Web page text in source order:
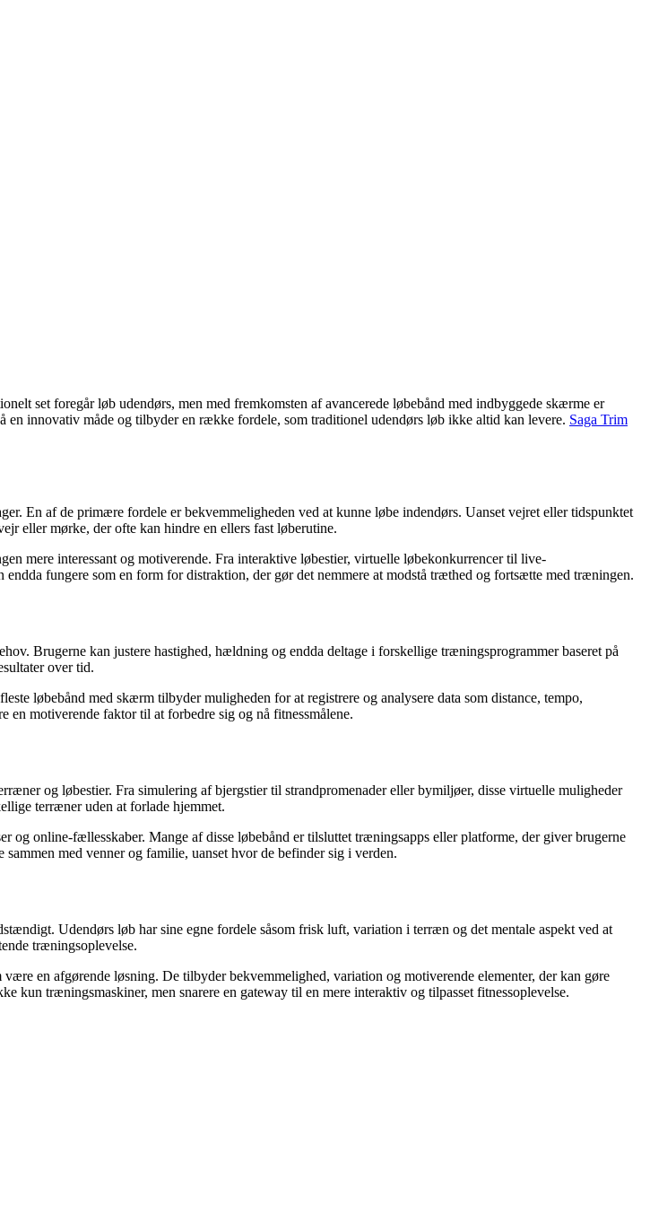
set foregår løb udendørs, men med fremkomsten af avancerede løbebånd med indbyggede skærme er
innovativ måde og tilbyder en række fordele, som traditionel udendørs løb ikke altid kan levere. Saga Trim
En af de primære fordele er bekvemmeligheden ved at kunne løbe indendørs. Uanset vejret eller tidspunktet
eller mørke, der ofte kan hindre en ellers fast løberutine.
mere interessant og motiverende. Fra interaktive løbestier, virtuelle løbekonkurrencer til live-
fungere som en form for distraktion, der gør det nemmere at modstå træthed og fortsætte med træningen.
Brugerne kan justere hastighed, hældning og endda deltage i forskellige træningsprogrammer baseret på
over tid.
løbebånd med skærm tilbyder muligheden for at registrere og analysere data som distance, tempo,
motiverende faktor til at forbedre sig og nå fitnessmålene.
og løbestier. Fra simulering af bjergstier til strandpromenader eller bymiljøer, disse virtuelle muligheder
terræner uden at forlade hjemmet.
online-fællesskaber. Mange af disse løbebånd er tilsluttet træningsapps eller platforme, der giver brugerne
med venner og familie, uanset hvor de befinder sig i verden.
Udendørs løb har sine egne fordele såsom frisk luft, variation i terræn og det mentale aspekt ved at
træningsoplevelse.
en afgørende løsning. De tilbyder bekvemmelighed, variation og motiverende elementer, der kan gøre
kun træningsmaskiner, men snarere en gateway til en mere interaktiv og tilpasset fitnessoplevelse.